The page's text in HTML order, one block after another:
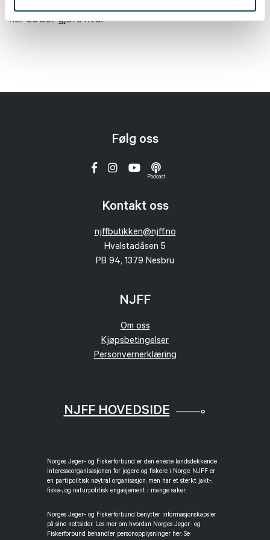
når du bør gjøre hva.
Følg oss
Podcast
Kontakt oss
njffbutikken@njff.no
Hvalstadåsen 5
PB 94, 1379 Nesbru
NJFF
Om oss
Kjøpsbetingelser
Personvernerklæring
NJFF HOVEDSIDE
Norges Jeger- og Fiskerforbund er den eneste landsdekkende
interesseorganisasjonen for jegere og fiskere i Norge. NJFF er
en partipolitisk nøytral organisasjon, men har et sterkt jakt-,
fiske-, og naturpolitisk engasjement i mange saker.
Norges Jeger- og Fiskerforbund benytter informasjonskapsler
på sine nettsider. Les mer om hvordan Norges Jeger- og
Fiskerforbund behandler personopplysninger her. Se